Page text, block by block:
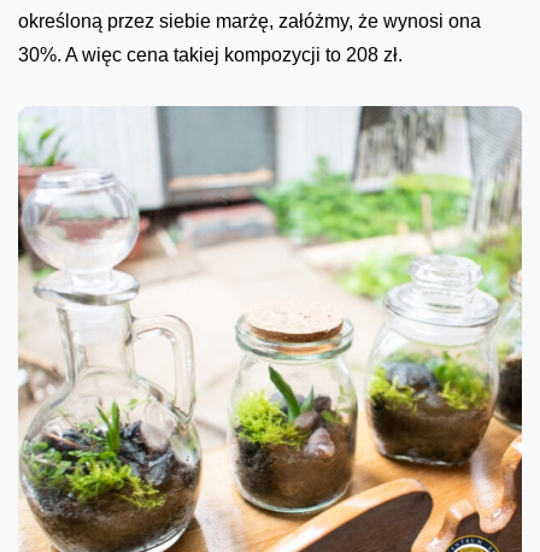
określoną przez siebie marżę, załóżmy, że wynosi ona
30%. A więc cena takiej kompozycji to 208 zł.